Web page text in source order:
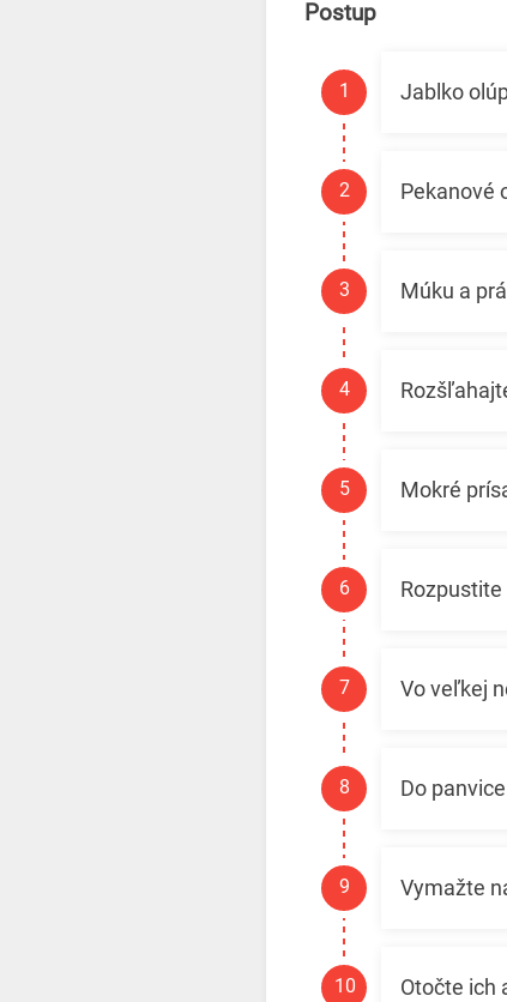
Postup
Jablko
Pekanové
Múku a
Mokré
Vo veľkej
Do
Vymažte
Otočte ich